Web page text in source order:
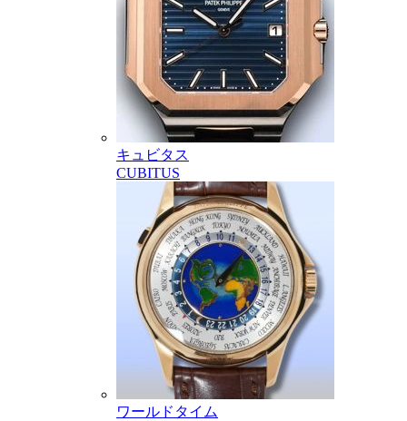
キュビタス
CUBITUS
ワールドタイム